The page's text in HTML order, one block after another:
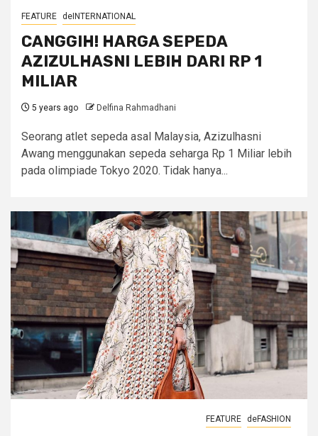
FEATURE deINTERNATIONAL
CANGGIH! HARGA SEPEDA
AZIZULHASNI LEBIH DARI RP 1
MILIAR
5 years ago Delfina Rahmadhani
Seorang atlet sepeda asal Malaysia, Azizulhasni
Awang menggunakan sepeda seharga Rp 1 Miliar lebih
pada olimpiade Tokyo 2020. Tidak hanya...
FEATURE deFASHION